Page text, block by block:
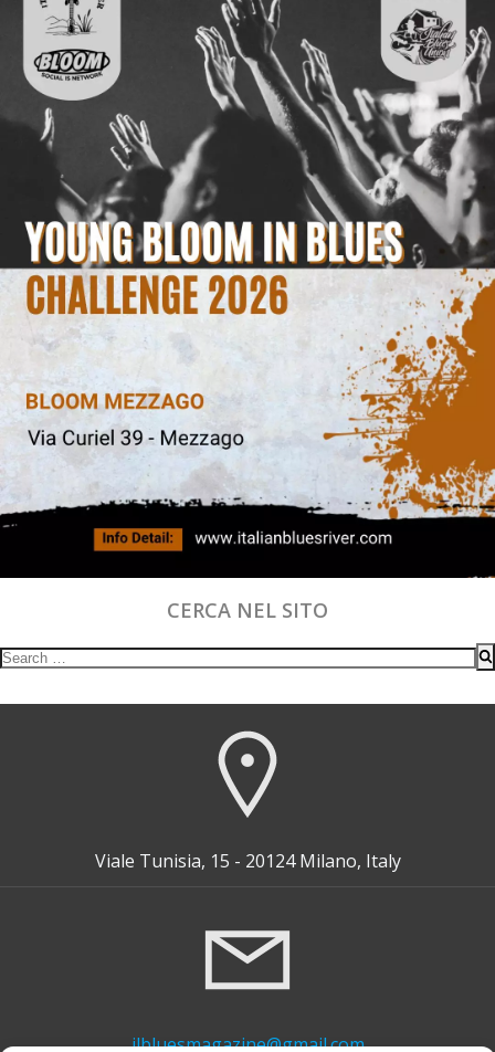
CERCA NEL SITO
Search
Viale Tunisia, 15 - 20124 Milano, Italy
ilbluesmagazine@gmail.com